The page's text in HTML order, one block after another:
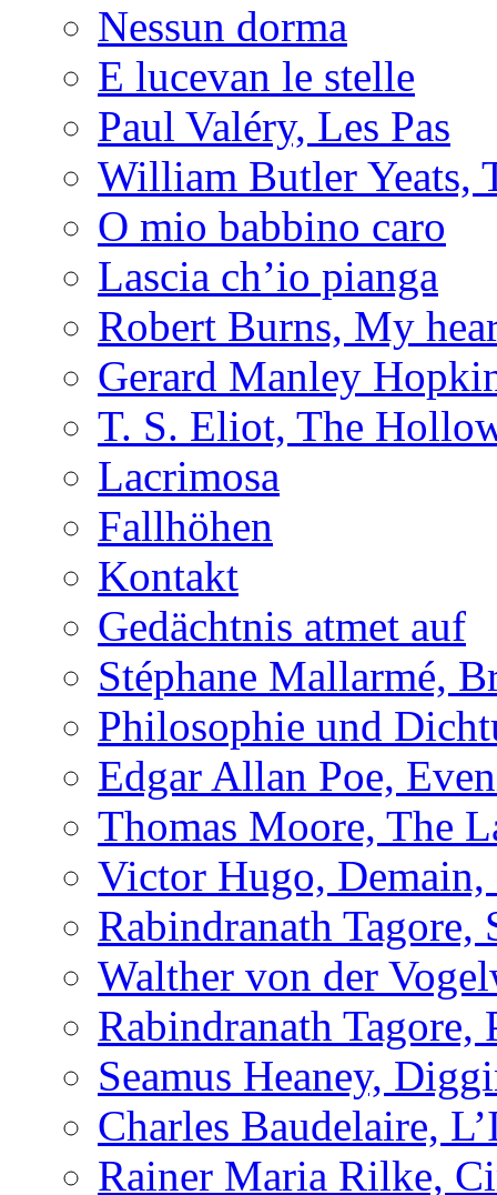
Nessun dorma
E lucevan le stelle
Paul Valéry, Les Pas
William Butler Yeats,
O mio babbino caro
Lascia ch’io pianga
Robert Burns, My
Gerard Manley
T. S. Eliot, The
Lacrimosa
Fallhöhen
Kontakt
Gedächtnis atmet auf
Stéphane Mallarmé,
Philosophie und
Edgar Allan Poe,
Thomas Moore, The
Victor Hugo, Demain,
Rabindranath
Walther von der
Rabindranath Tagore,
Seamus Heaney,
Charles Baudelaire,
Rainer Maria Rilke,